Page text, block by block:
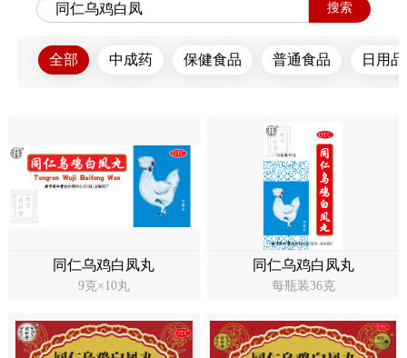
音视
全部 中成药 保健食品 普通食品 日用品
搜索
同仁乌鸡白凤丸
9克×10丸
同仁乌鸡白凤丸
每瓶装36克